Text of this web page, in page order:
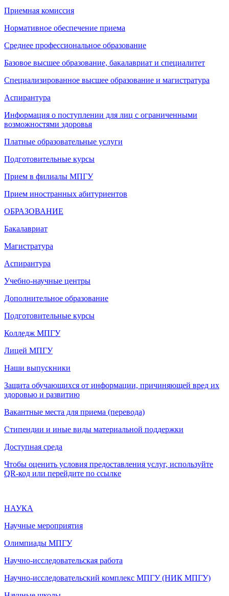
Приемная комиссия
Нормативное обеспечение приема
Среднее профессиональное образование
Базовое высшее образование, бакалавриат и специалитет
Специализированное высшее образование и магистратура
Аспирантура
Информация о поступлении для лиц с ограниченными
возможностями здоровья
Платные образовательные услуги
Подготовительные курсы
Прием в филиалы МПГУ
Прием иностранных абитуриентов
ОБРАЗОВАНИЕ
Бакалавриат
Магистратура
Аспирантура
Учебно-научные центры
Дополнительное образование
Подготовительные курсы
Колледж МПГУ
Лицей МПГУ
Наши выпускники
Защита обучающихся от информации, причиняющей вред их
здоровью и развитию
Вакантные места для приема (перевода)
Стипендии и иные виды материальной поддержки
Доступная среда
Чтобы оценить условия предоставления услуг, используйте
QR-код или перейдите по ссылке
НАУКА
Научные мероприятия
Олимпиады МПГУ
Научно-исследовательская работа
Научно-исследовательский комплекс МПГУ (НИК МПГУ)